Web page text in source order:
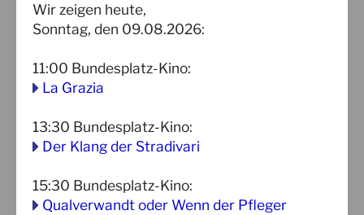
Wir zeigen heute,
Sonntag, den 09.08.2026:
11:00 Bundesplatz-Kino:
La Grazia
13:30 Bundesplatz-Kino:
Der Klang der Stradivari
15:30 Bundesplatz-Kino:
Qualverwandt oder Wenn der Pfleger